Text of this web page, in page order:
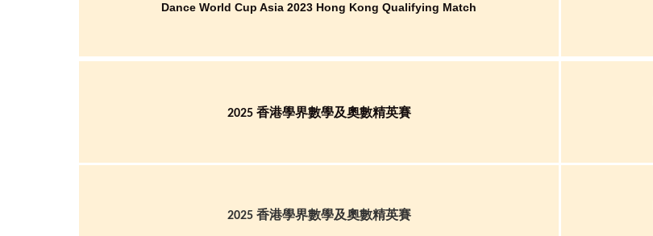
Dance World Cup Asia 2023 Hong Kong Qualifying Match
2025 香港學界數學及奧數精英賽
2025 香港學界數學及奧數精英賽